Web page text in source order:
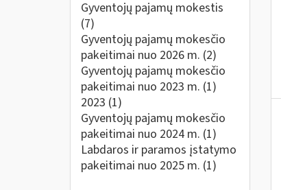
Gyventojų pajamų mokestis
(7)
Gyventojų pajamų mokesčio
pakeitimai nuo 2026 m. (2)
Gyventojų pajamų mokesčio
pakeitimai nuo 2023 m. (1)
2023 (1)
Gyventojų pajamų mokesčio
pakeitimai nuo 2024 m. (1)
Labdaros ir paramos įstatymo
pakeitimai nuo 2025 m. (1)